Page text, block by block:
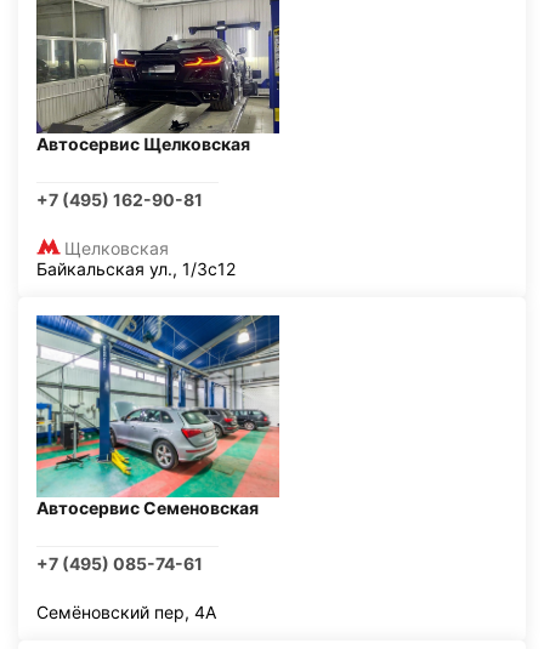
Автосервис Щелковская
+7 (495) 162-90-81
Щелковская
Байкальская ул., 1/3с12
Автосервис Семеновская
+7 (495) 085-74-61
Семёновский пер, 4А